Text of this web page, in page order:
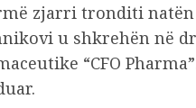
zjarri tronditi
u shkrehën në
“CFO